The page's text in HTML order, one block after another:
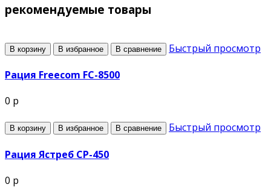
рекомендуемые товары
В корзину В избранное В сравнение Быстрый просмотр
Рация Freecom FC-8500
0 р
В корзину В избранное В сравнение Быстрый просмотр
Рация Ястреб СР-450
0 р